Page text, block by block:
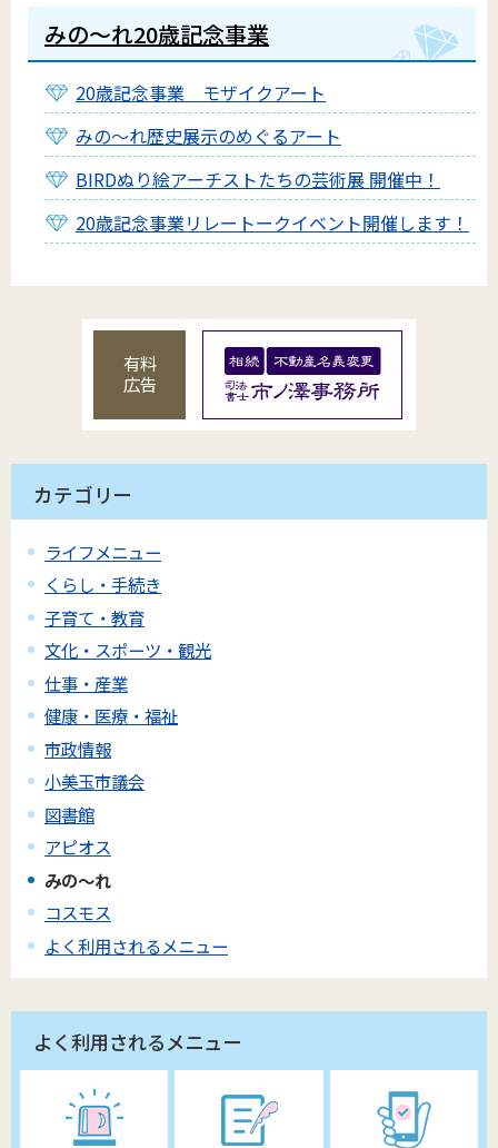
みの〜れ20歳記念事業
20歳記念事業 モザイクアート
みの～れ歴史展示のめぐるアート
BIRDぬり絵アーチストたちの芸術展 開催中！
20歳記念事業リレートークイベント開催します！
有料
広告
カテゴリー
ライフメニュー
くらし・手続き
子育て・教育
文化・スポーツ・観光
仕事・産業
健康・医療・福祉
市政情報
小美玉市議会
図書館
アピオス
みの～れ
コスモス
よく利用されるメニュー
よく利用されるメニュー